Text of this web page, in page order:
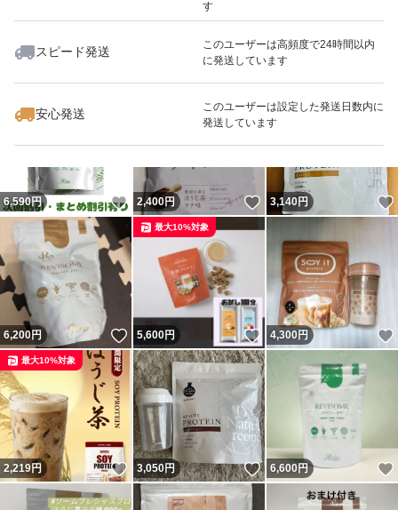
使用方法を知らないと、ただ高いものを顔に塗ってるだけ
になります。
してください
商品も、ございますので
何か必要な商品がございましたら、気軽にご質問くださ
い。
#REVI #revi #ルヴイ
す
スピード発送
このユーザーは高頻度で24時間以内
に発送しています
安心発送
このユーザーは設定した発送日数内に
発送しています
いいね！
3,980
6,590円 いいね！
2,400円 いいね！
3,140円
6,200円 いいね！
5,600円 いいね！
最大10%対象
4,300円
2,219円 いいね！
最大10%対象
3,050円 いいね！
6,600円